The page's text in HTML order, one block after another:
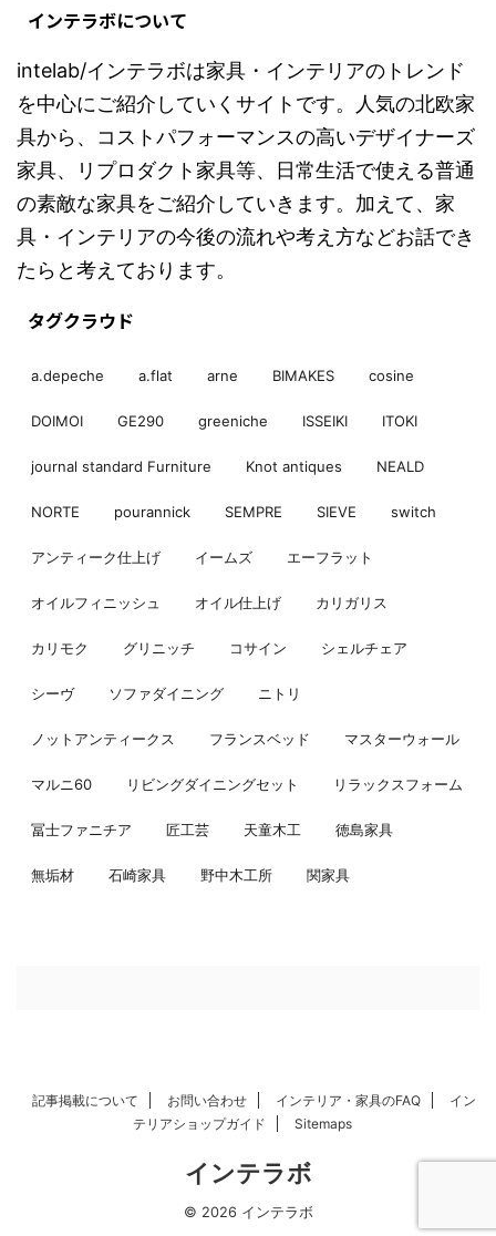
インテラボについて
intelab/インテラボは家具・インテリアのトレンド
を中心にご紹介していくサイトです。人気の北欧家
具から、コストパフォーマンスの高いデザイナーズ
家具、リプロダクト家具等、日常生活で使える普通
の素敵な家具をご紹介していきます。加えて、家
具・インテリアの今後の流れや考え方などお話でき
たらと考えております。
タグクラウド
a.depeche a.flat arne BIMAKES cosine
DOIMOI GE290 greeniche ISSEIKI ITOKI
journal standard Furniture Knot antiques NEALD
NORTE pourannick SEMPRE SIEVE switch
アンティーク仕上げ イームズ エーフラット
オイルフィニッシュ オイル仕上げ カリガリス
カリモク グリニッチ コサイン シェルチェア
シーヴ ソファダイニング ニトリ
ノットアンティークス フランスベッド マスターウォール
マルニ60 リビングダイニングセット リラックスフォーム
冨士ファニチア 匠工芸 天童木工 徳島家具
無垢材 石崎家具 野中木工所 関家具
記事掲載について お問い合わせ インテリア・家具のFAQ
イン
テリアショップガイド
Sitemaps
インテラボ
© 2026 インテラボ